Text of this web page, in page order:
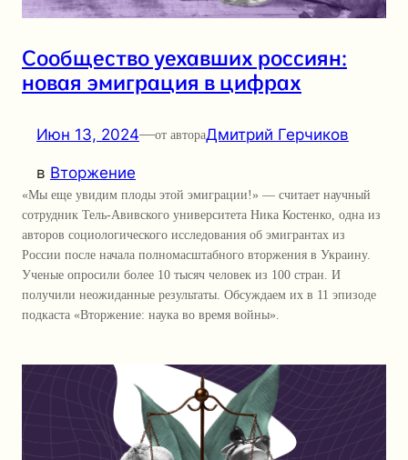
Сообщество уехавших россиян:
новая эмиграция в цифрах
Июн 13, 2024—от автораДмитрий Герчиков
в Вторжение
«Мы еще увидим плоды этой эмиграции!» — считает научный
сотрудник Тель-Авивского университета Ника Костенко, одна из
авторов социологического исследования об эмигрантах из
России после начала полномасштабного вторжения в Украину.
Ученые опросили более 10 тысяч человек из 100 стран. И
получили неожиданные результаты. Обсуждаем их в 11 эпизоде
подкаста «Вторжение: наука во время войны».